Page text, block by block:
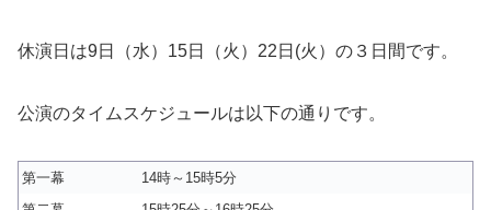
休演日は9日（水）15日（火）22日(火）の３日間です。
公演のタイムスケジュールは以下の通りです。
第一幕
14時～15時5分